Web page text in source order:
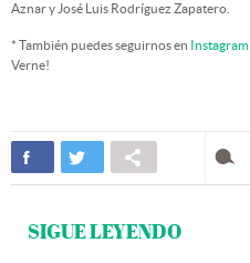
Aznar y José Luis Rodríguez Zapatero.
* También puedes seguirnos en Instagram
Verne!
SIGUE LEYENDO